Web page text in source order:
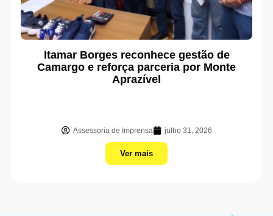
Itamar Borges reconhece gestão de
Camargo e reforça parceria por Monte
Aprazível
Assessoria de Imprensa julho 31, 2026
Ver mais